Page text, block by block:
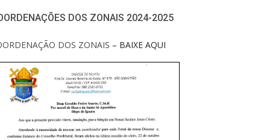
DOS ZONAIS 2024-2025
DOS ZONAIS – BAIXE AQUI